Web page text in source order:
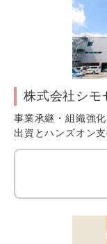
株式会社シモ
事業承継・組織強
出資とハンズオン